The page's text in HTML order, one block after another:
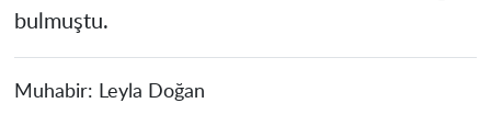
bulmuştu.
Muhabir: Leyla Doğan